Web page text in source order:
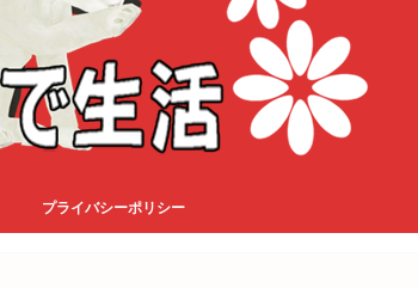
プライバシーポリシー